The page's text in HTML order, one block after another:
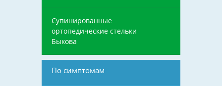
Супинированные
ортопедические стельки
Быкова
По симптомам